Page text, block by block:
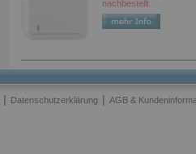
nachbestellt
| Datenschutzerklärung | AGB &